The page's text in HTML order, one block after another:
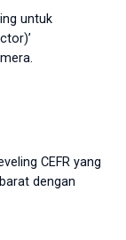
untuk
CEFR yang
dengan